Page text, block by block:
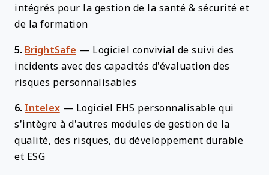
intégrés pour la gestion de la santé & sécurité et
de la formation
5. BrightSafe — Logiciel convivial de suivi des
incidents avec des capacités d'évaluation des
risques personnalisables
6. Intelex — Logiciel EHS personnalisable qui
s’intègre à d’autres modules de gestion de la
qualité, des risques, du développement durable
et ESG